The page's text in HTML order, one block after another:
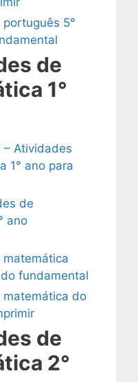
5°
de
1°
– Atividades
1° ano para
de
ano
fundamental
do
de
2°